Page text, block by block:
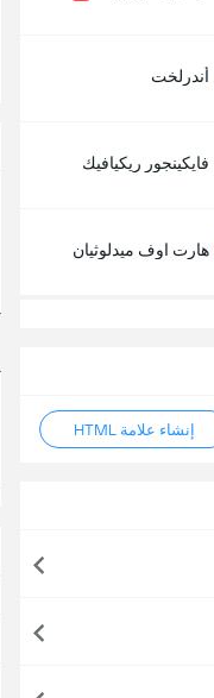
أندرلخت
فايكينجور ريكيافيك
هارت اوف ميدلوثيان
إنشاء علامة HTML